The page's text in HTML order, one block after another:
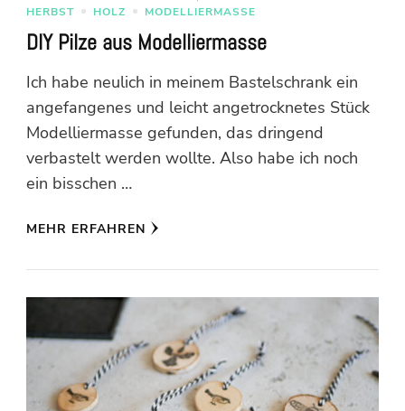
HERBST
HOLZ MODELLIERMASSE
DIY Pilze aus Modelliermasse
Ich habe neulich in meinem Bastelschrank ein
angefangenes und leicht angetrocknetes Stück
Modelliermasse gefunden, das dringend
verbastelt werden wollte. Also habe ich noch
ein bisschen …
MEHR ERFAHREN